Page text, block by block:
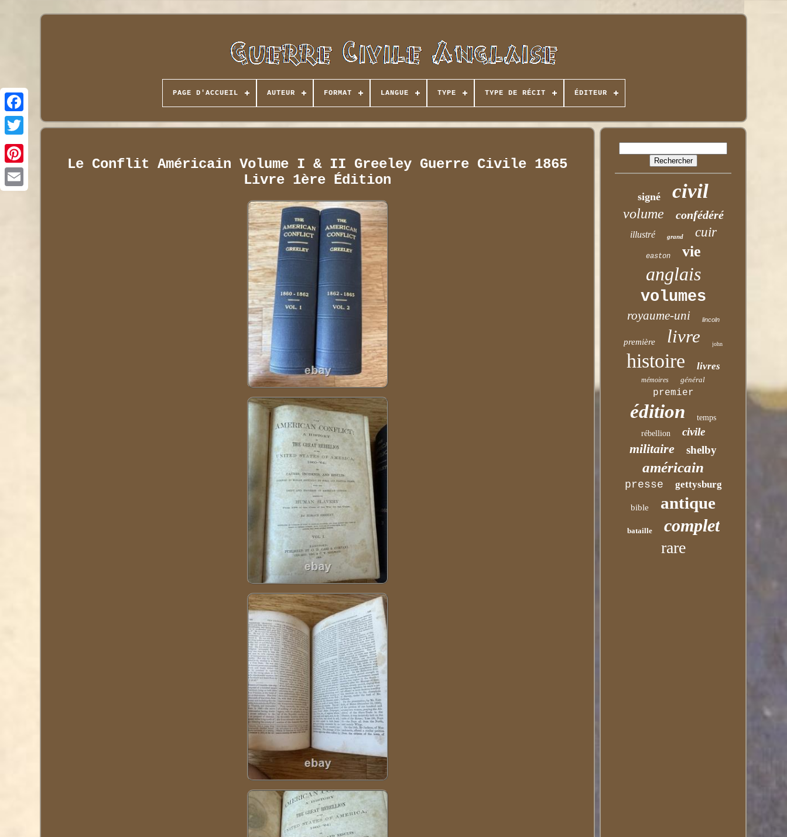
PAGE D'ACCUEIL AUTEUR FORMAT LANGUE TYPE TYPE DE RÉCIT ÉDITEUR
Le Conflit Américain Volume I & II Greeley Guerre Civile 1865
Livre 1ère Édition
signé civil
volume confédéré
illustré grand cuir
easton vie
anglais
volumes
royaume-uni lincoln
première livre john
histoire livres
mémoires général
premier
édition
temps
rébellion
civile
militaire shelby
américain
presse gettysburg
bible antique
bataille complet
rare